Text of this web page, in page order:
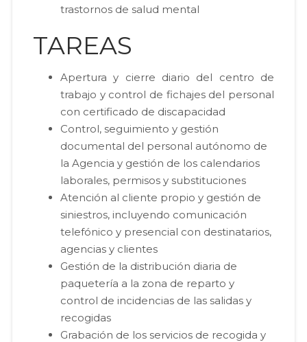
trastornos de salud mental
TAREAS
Apertura y cierre diario del centro de
trabajo y control de fichajes del personal
con certificado de discapacidad
Control, seguimiento y gestión
documental del personal autónomo de
la Agencia y gestión de los calendarios
laborales, permisos y substituciones
Atención al cliente propio y gestión de
siniestros, incluyendo comunicación
telefónico y presencial con destinatarios,
agencias y clientes
Gestión de la distribución diaria de
paquetería a la zona de reparto y
control de incidencias de las salidas y
recogidas
Grabación de los servicios de recogida y